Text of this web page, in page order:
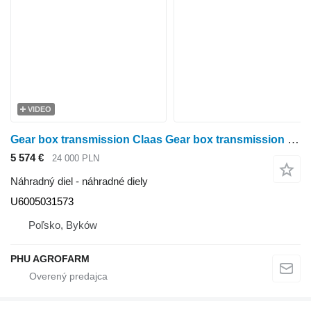
VIDEO
Gear box transmission Claas Gear box transmission Claas Arion 620 U6005031573 na kolesového traktora Claas Arion 620
5 574 € 24 000 PLN
Náhradný diel - náhradné diely
U6005031573
Poľsko, Byków
PHU AGROFARM